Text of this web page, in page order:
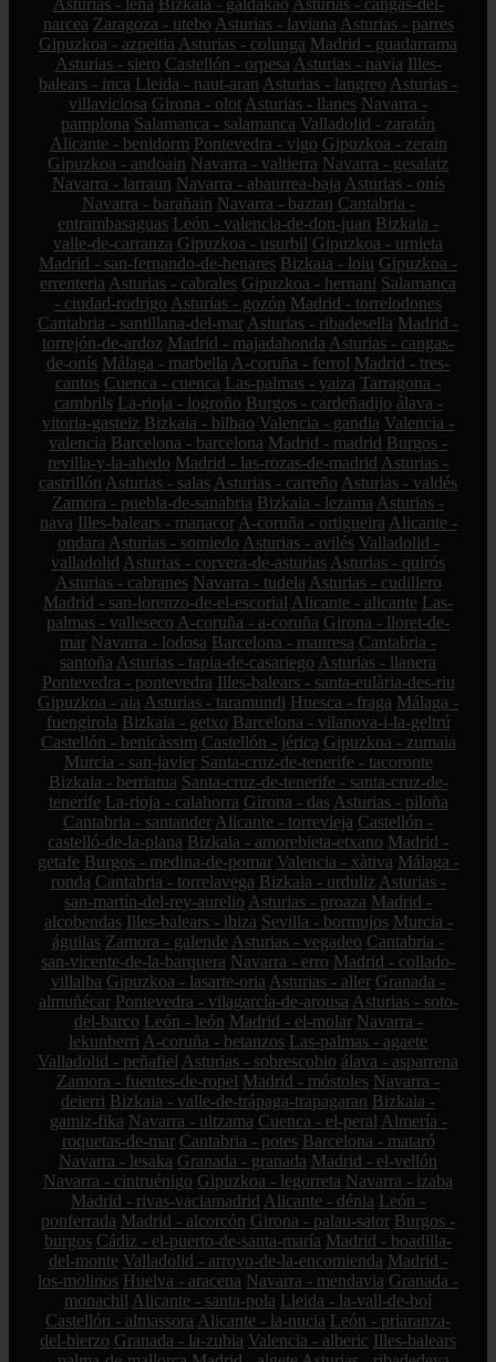
Asturias - lena Bizkaia - galdakao Asturias - cangas-del-
narcea Zaragoza - utebo Asturias - laviana Asturias - parres
Gipuzkoa - azpeitia Asturias - colunga Madrid - guadarrama
Asturias - siero Castellón - orpesa Asturias - navia Illes-
balears - inca Lleida - naut-aran Asturias - langreo Asturias -
villaviciosa Girona - olot Asturias - llanes Navarra -
pamplona Salamanca - salamanca Valladolid - zaratán
Alicante - benidorm Pontevedra - vigo Gipuzkoa - zerain
Gipuzkoa - andoain Navarra - valtierra Navarra - gesalatz
Navarra - larraun Navarra - abaurrea-baja Asturias - onís
Navarra - barañain Navarra - baztan Cantabria -
entrambasaguas León - valencia-de-don-juan Bizkaia -
valle-de-carranza Gipuzkoa - usurbil Gipuzkoa - urnieta
Madrid - san-fernando-de-henares Bizkaia - loiu Gipuzkoa -
errenteria Asturias - cabrales Gipuzkoa - hernani Salamanca
- ciudad-rodrigo Asturias - gozón Madrid - torrelodones
Cantabria - santillana-del-mar Asturias - ribadesella Madrid -
torrejón-de-ardoz Madrid - majadahonda Asturias - cangas-
de-onís Málaga - marbella A-coruña - ferrol Madrid - tres-
cantos Cuenca - cuenca Las-palmas - yaiza Tarragona -
cambrils La-rioja - logroño Burgos - cardeñadijo álava -
vitoria-gasteiz Bizkaia - bilbao Valencia - gandia Valencia -
valencia Barcelona - barcelona Madrid - madrid Burgos -
revilla-y-la-ahedo Madrid - las-rozas-de-madrid Asturias -
castrillón Asturias - salas Asturias - carreño Asturias - valdés
Zamora - puebla-de-sanabria Bizkaia - lezama Asturias -
nava Illes-balears - manacor A-coruña - ortigueira Alicante -
ondara Asturias - somiedo Asturias - avilés Valladolid -
valladolid Asturias - corvera-de-asturias Asturias - quirós
Asturias - cabranes Navarra - tudela Asturias - cudillero
Madrid - san-lorenzo-de-el-escorial Alicante - alicante Las-
palmas - valleseco A-coruña - a-coruña Girona - lloret-de-
mar Navarra - lodosa Barcelona - manresa Cantabria -
santoña Asturias - tapia-de-casariego Asturias - llanera
Pontevedra - pontevedra Illes-balears - santa-eulària-des-riu
Gipuzkoa - aia Asturias - taramundi Huesca - fraga Málaga -
fuengirola Bizkaia - getxo Barcelona - vilanova-i-la-geltrú
Castellón - benicàssim Castellón - jérica Gipuzkoa - zumaia
Murcia - san-javier Santa-cruz-de-tenerife - tacoronte
Bizkaia - berriatua Santa-cruz-de-tenerife - santa-cruz-de-
tenerife La-rioja - calahorra Girona - das Asturias - piloña
Cantabria - santander Alicante - torrevieja Castellón -
castelló-de-la-plana Bizkaia - amorebieta-etxano Madrid -
getafe Burgos - medina-de-pomar Valencia - xàtiva Málaga -
ronda Cantabria - torrelavega Bizkaia - urduliz Asturias -
san-martín-del-rey-aurelio Asturias - proaza Madrid -
alcobendas Illes-balears - ibiza Sevilla - bormujos Murcia -
águilas Zamora - galende Asturias - vegadeo Cantabria -
san-vicente-de-la-barquera Navarra - erro Madrid - collado-
villalba Gipuzkoa - lasarte-oria Asturias - aller Granada -
almuñécar Pontevedra - vilagarcía-de-arousa Asturias - soto-
del-barco León - león Madrid - el-molar Navarra -
lekunberri A-coruña - betanzos Las-palmas - agaete
Valladolid - peñafiel Asturias - sobrescobio álava - asparrena
Zamora - fuentes-de-ropel Madrid - móstoles Navarra -
deierri Bizkaia - valle-de-trápaga-trapagaran Bizkaia -
gamiz-fika Navarra - ultzama Cuenca - el-peral Almería -
roquetas-de-mar Cantabria - potes Barcelona - mataró
Navarra - lesaka Granada - granada Madrid - el-vellón
Navarra - cintruénigo Gipuzkoa - legorreta Navarra - izaba
Madrid - rivas-vaciamadrid Alicante - dénia León -
ponferrada Madrid - alcorcón Girona - palau-sator Burgos -
burgos Cádiz - el-puerto-de-santa-maría Madrid - boadilla-
del-monte Valladolid - arroyo-de-la-encomienda Madrid -
los-molinos Huelva - aracena Navarra - mendavia Granada -
monachil Alicante - santa-pola Lleida - la-vall-de-boí
Castellón - almassora Alicante - la-nucia León - priaranza-
del-bierzo Granada - la-zubia Valencia - alberic Illes-balears